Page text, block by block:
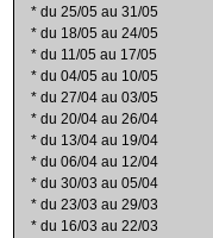
* du 25/05 au 31/05
* du 18/05 au 24/05
* du 11/05 au 17/05
* du 04/05 au 10/05
* du 27/04 au 03/05
* du 20/04 au 26/04
* du 13/04 au 19/04
* du 06/04 au 12/04
* du 30/03 au 05/04
* du 23/03 au 29/03
* du 16/03 au 22/03